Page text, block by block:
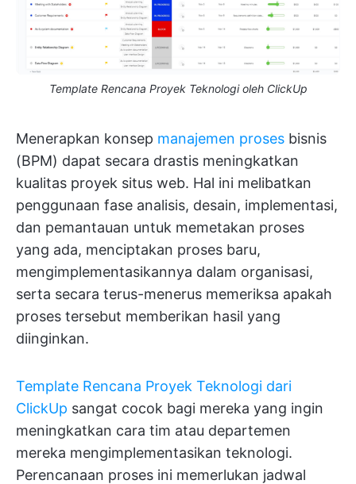
Template Rencana Proyek Teknologi oleh ClickUp
Menerapkan konsep manajemen proses bisnis
(BPM) dapat secara drastis meningkatkan
kualitas proyek situs web. Hal ini melibatkan
penggunaan fase analisis, desain, implementasi,
dan pemantauan untuk memetakan proses
yang ada, menciptakan proses baru,
mengimplementasikannya dalam organisasi,
serta secara terus-menerus memeriksa apakah
proses tersebut memberikan hasil yang
diinginkan.
Template Rencana Proyek Teknologi dari
ClickUp sangat cocok bagi mereka yang ingin
meningkatkan cara tim atau departemen
mereka mengimplementasikan teknologi.
Perencanaan proses ini memerlukan jadwal